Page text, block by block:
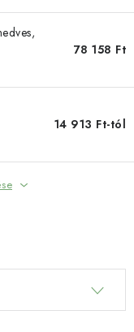
78 158 Ft
14 913 Ft-tól